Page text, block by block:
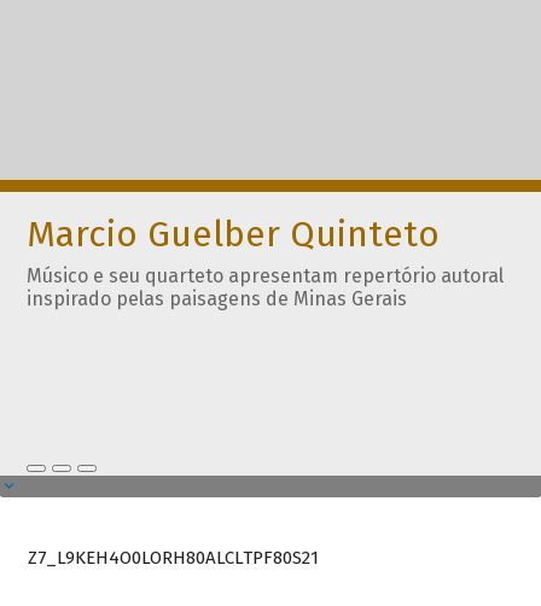
Marcio Guelber Quinteto
Músico e seu quarteto apresentam repertório autoral
inspirado pelas paisagens de Minas Gerais
Z7_L9KEH4O0LORH80ALCLTPF80S21